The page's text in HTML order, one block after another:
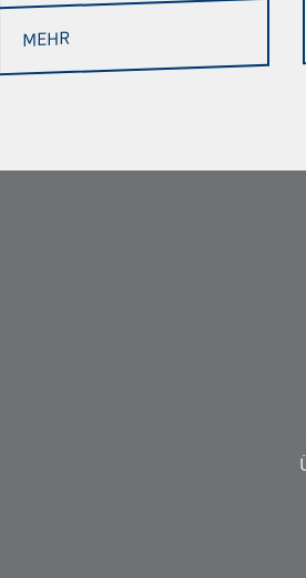
MEHR